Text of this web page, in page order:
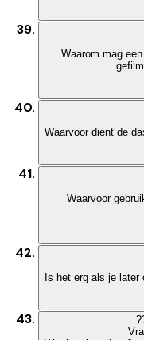
Waarom mag
Waarvoor dient de
Waarvoor
Is het erg als je later
?